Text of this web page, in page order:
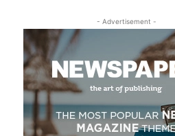
- Advertisement -